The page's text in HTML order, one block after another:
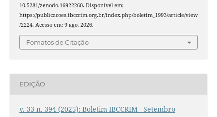
10.5281/zenodo.16922260. Disponível em:
https://publicacoes.ibccrim.org.br/index.php/boletim_1993/article/view
/2224. Acesso em: 9 ago. 2026.
Fomatos de Citação
EDIÇÃO
v. 33 n. 394 (2025): Boletim IBCCRIM - Setembro